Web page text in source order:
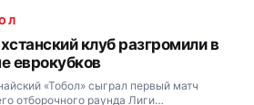
клуб разгромили в
еврокубков
«Тобол» сыграл первый матч
отборочного раунда Лиги